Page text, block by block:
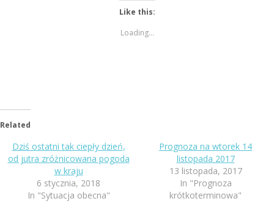
Like this:
Loading...
Related
Dziś ostatni tak ciepły dzień,
od jutra zróżnicowana pogoda
w kraju
6 stycznia, 2018
In "Sytuacja obecna"
Prognoza na wtorek 14
listopada 2017
13 listopada, 2017
In "Prognoza
krótkoterminowa"